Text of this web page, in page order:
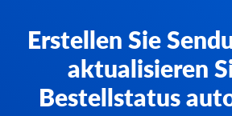
Erstellen Sie
aktualisieren
Bestellstatus